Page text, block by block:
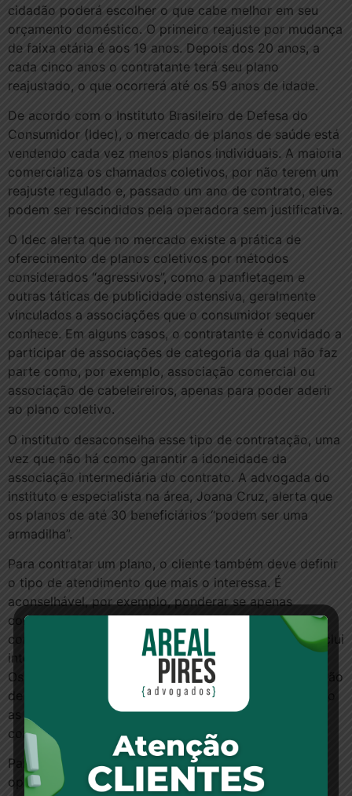
cidadão poderá escolher o que cabe melhor em seu
orçamento doméstico. O primeiro reajuste por mudança
de faixa etária é aos 19 anos. Depois dos 20 anos, a
cada cinco anos o contratante terá seu plano
reajustado, o que ocorrerá até os 59 anos de idade.
De acordo com o Instituto Brasileiro de Defesa do
Consumidor (Idec), o mercado de planos de saúde está
vendendo cada vez menos planos individuais. A maioria
comercializa os chamados coletivos, por não terem um
reajuste regulado e, passado um ano de contrato, eles
podem ser rescindidos pela operadora sem justificativa.
O Idec alerta que no mercado existe a prática de
oferecimento de planos coletivos por métodos
considerados “agressivos”, como a panfletagem e
outras táticas de publicidade ostensiva, geralmente
vinculados a associações que o consumidor sequer
conhece. Em alguns casos, o contratante é convidado a
participar de associações de categoria da qual não faz
parte como, por exemplo, associação comercial ou
associação de cabeleireiros, apenas para poder aderir
ao plano coletivo.
O instituto desaconselha esse tipo de contratação, uma
vez que não há como garantir a idoneidade da
associação intermediária do contrato. A advogada do
instituto e especialista na área, Joana Cruz, alerta que
os planos de até 30 beneficiários “podem ser uma
armadilha”.
Para contratar um plano, o cliente também deve definir
o tipo de atendimento que mais o interessa. É
aconselhável, por exemplo, ponderar se apenas
consultas e exames atendem as expectativas do
consumidor ou se cabe em seu orçamento um que inclui
internações, já que, neste caso, o pacote é mais caro.
Os tipos de internação, quarto ou enfermaria, e a região
de abrangência – municipal, estadual ou nacional – são
as opções que também têm impacto no bolso do
consumidor.
Para ter uma mensalidade mais baixa o cliente pode
optar por um plano com coparticipação, mas deve